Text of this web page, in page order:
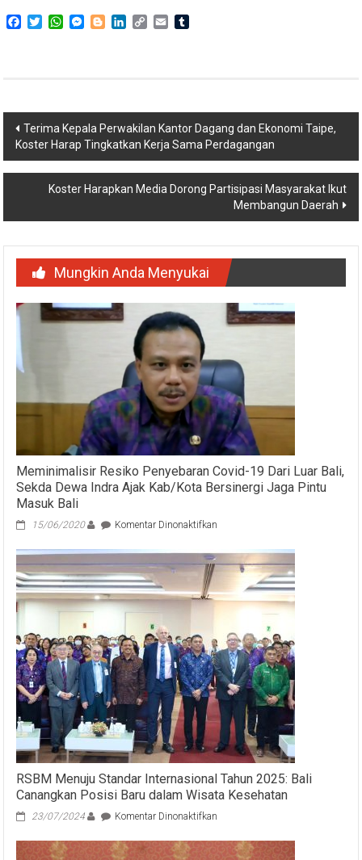
Facebook
TwitterWhatsApp
Messenger
BloggerLinkedIn
Copy Email
Navigasi
pos
Terima Kepala Perwakilan Kantor Dagang dan Ekonomi Taipe,
Koster Harap Tingkatkan Kerja Sama Perdagangan
Koster Harapkan Media Dorong Partisipasi Masyarakat Ikut
Membangun Daerah
Mungkin Anda Menyukai
Meminimalisir Resiko Penyebaran Covid-19 Dari Luar Bali,
Sekda Dewa Indra Ajak Kab/Kota Bersinergi Jaga Pintu
Masuk Bali
15/06/2020 Komentar Dinonaktifkan
Resiko
Penyebaran
19
Bali,
Sekda
Dewa
Indra
Ajak
Kab/Kota
Bersinergi
Jaga
Pintu
Masuk
Bali
RSBM Menuju Standar Internasional Tahun 2025: Bali
Canangkan Posisi Baru dalam Wisata Kesehatan
23/07/2024 Komentar Dinonaktifkan
Menuju